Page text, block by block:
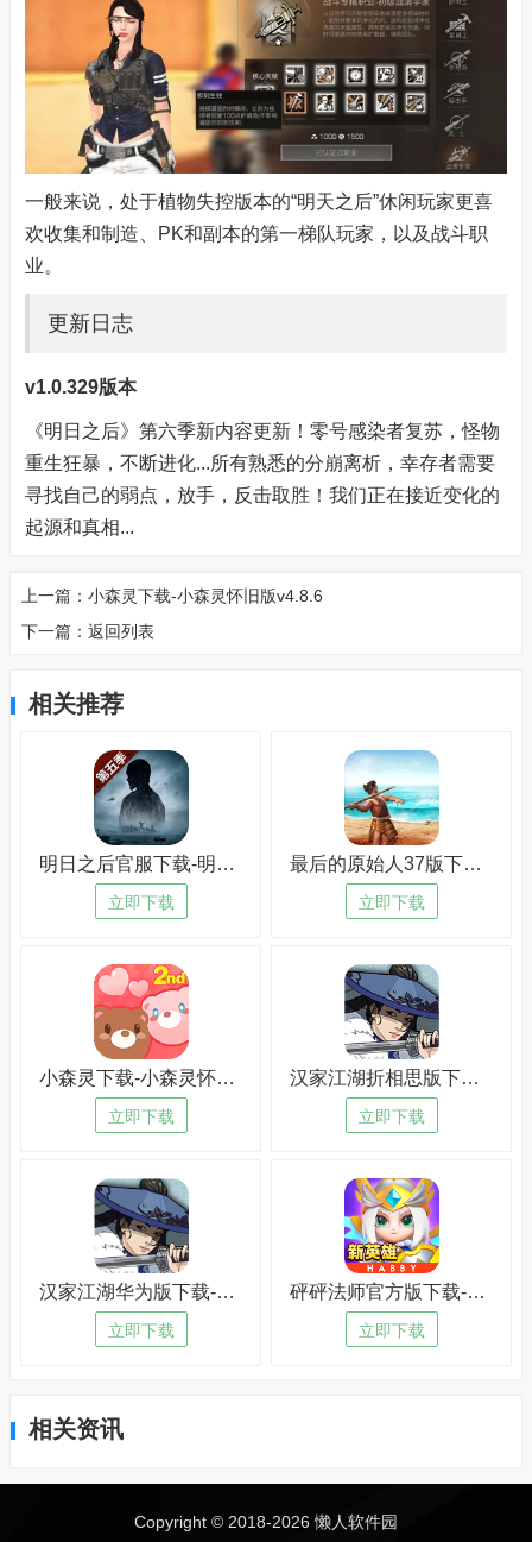
一般来说，处于植物失控版本的“明天之后”休闲玩家更喜
欢收集和制造、PK和副本的第一梯队玩家，以及战斗职
业。
更新日志
v1.0.329版本
《明日之后》第六季新内容更新！零号感染者复苏，怪物
重生狂暴，不断进化...所有熟悉的分崩离析，幸存者需要
寻找自己的弱点，放手，反击取胜！我们正在接近变化的
起源和真相...
上一篇： 小森灵下载-小森灵怀旧版v4.8.6
下一篇： 返回列表
相关推荐
明日之后官服下载-明日之后官服中文版v2.7.1
立即下载
最后的原始人37版下载-最后的原始人37版免安装v5.8.2
立即下载
小森灵下载-小森灵怀旧版v4.8.6
立即下载
汉家江湖折相思版下载-汉家江湖折相思版免费版v8.7.6
立即下载
汉家江湖华为版下载-汉家江湖华为版最新版v3.6.6
立即下载
砰砰法师官方版下载-砰砰法师官方版苹果版v6.1.9
立即下载
相关资讯
Copyright © 2018-2026 懒人软件园